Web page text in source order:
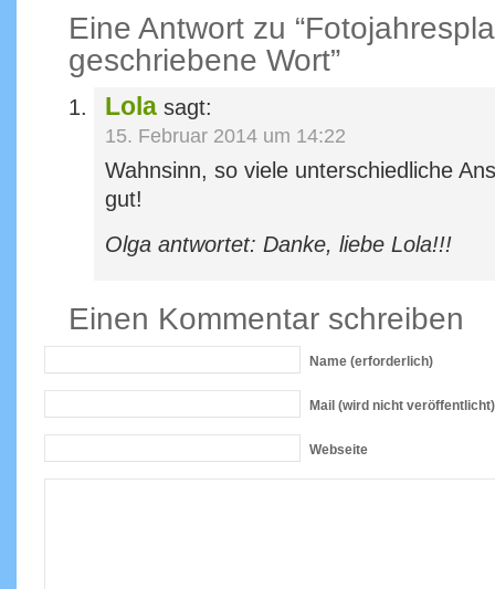
Eine Antwort zu
geschriebene Wort”
Lolasagt:
15. Februar 2014 um 14:22
Wahnsinn, so viele unterschiedliche
gut!
Olga antwortet: Danke, liebe Lola!!!
Einen Kommentar schreiben
Name(erforderlich)
Mail (wird nicht
Webseite